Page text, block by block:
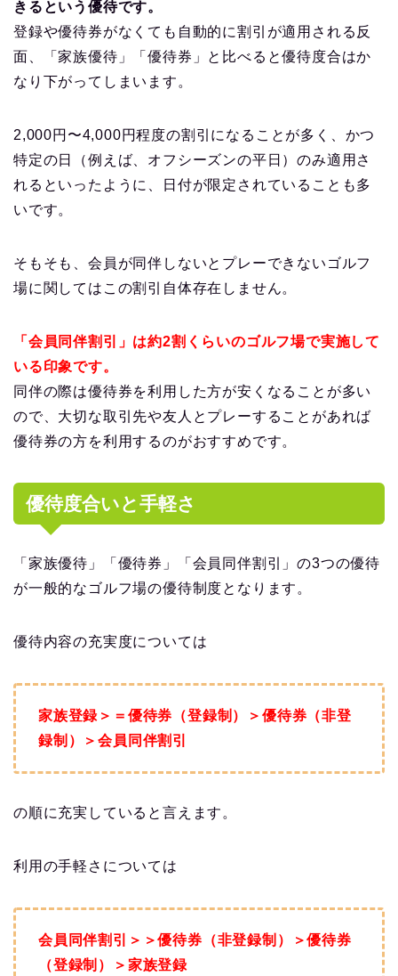
きるという優待です。
登録や優待券がなくても自動的に割引が適用される反
面、「家族優待」「優待券」と比べると優待度合はか
なり下がってしまいます。
2,000円〜4,000円程度の割引になることが多く、かつ
特定の日（例えば、オフシーズンの平日）のみ適用さ
れるといったように、日付が限定されていることも多
いです。
そもそも、会員が同伴しないとプレーできないゴルフ
場に関してはこの割引自体存在しません。
「会員同伴割引」は約2割くらいのゴルフ場で実施して
いる印象です。
同伴の際は優待券を利用した方が安くなることが多い
ので、大切な取引先や友人とプレーすることがあれば
優待券の方を利用するのがおすすめです。
優待度合いと手軽さ
「家族優待」「優待券」「会員同伴割引」の3つの優待
が一般的なゴルフ場の優待制度となります。
優待内容の充実度については
家族登録＞＝優待券（登録制）＞優待券（非登
録制）＞会員同伴割引
の順に充実していると言えます。
利用の手軽さについては
会員同伴割引＞＞優待券（非登録制）＞優待券
（登録制）＞家族登録